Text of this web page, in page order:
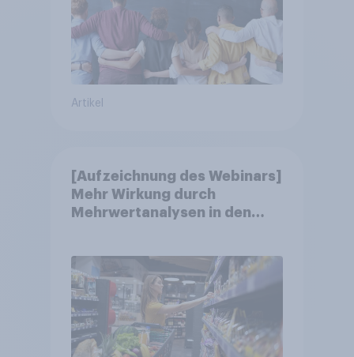
Artikel
[Aufzeichnung des Webinars]
Mehr Wirkung durch
Mehrwertanalysen in den